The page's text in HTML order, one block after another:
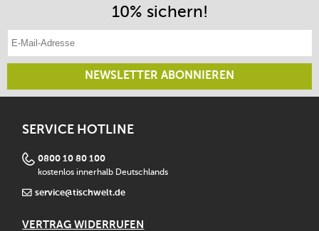
10% sichern!
NEWSLETTER ABONNIEREN
SERVICE HOTLINE
0800 10 80 100
kostenlos innerhalb Deutschlands
service@tischwelt.de
VERTRAG WIDERRUFEN